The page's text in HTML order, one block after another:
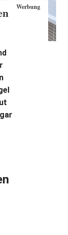
Werbung